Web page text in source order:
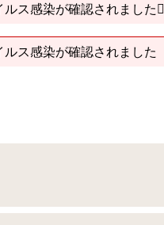
ス感染が確認されました
ス感染が確認されました